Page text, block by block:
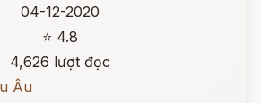
04-12-2020
⭐ 4.8
4,626 lượt đọc
Âu